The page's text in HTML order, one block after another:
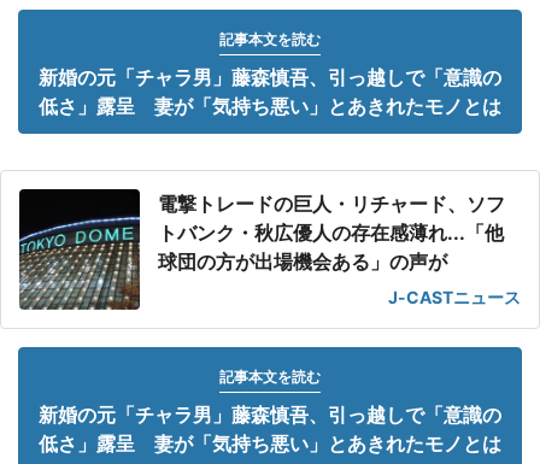
記事本文を読む
新婚の元「チャラ男」藤森慎吾、引っ越しで「意識の
低さ」露呈 妻が「気持ち悪い」とあきれたモノとは
電撃トレードの巨人・リチャード、ソフ
トバンク・秋広優人の存在感薄れ...「他
球団の方が出場機会ある」の声が
J-CASTニュース
記事本文を読む
新婚の元「チャラ男」藤森慎吾、引っ越しで「意識の
低さ」露呈 妻が「気持ち悪い」とあきれたモノとは